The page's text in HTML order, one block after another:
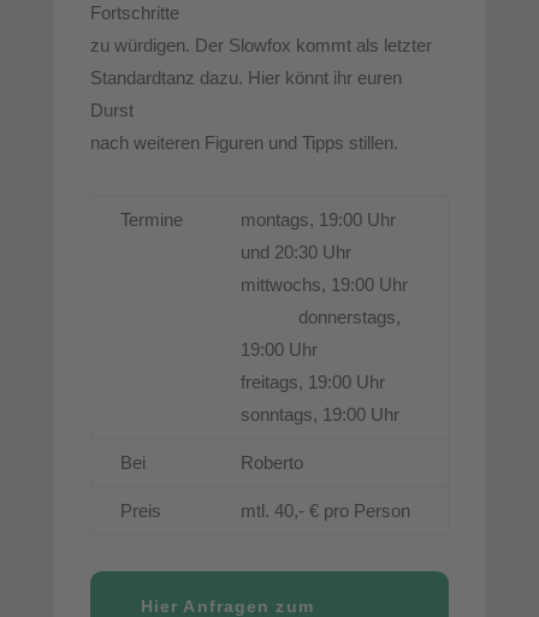
Fortschritte
zu würdigen. Der Slowfox kommt als letzter
Standardtanz dazu. Hier könnt ihr euren
Durst
nach weiteren Figuren und Tipps stillen.
Termine
montags, 19:00 Uhr
und 20:30 Uhr
mittwochs, 19:00 Uhr
donnerstags,
19:00 Uhr
freitags, 19:00 Uhr
sonntags, 19:00 Uhr
Bei Roberto
Preis mtl. 40,- € pro Person
Hier Anfragen zum